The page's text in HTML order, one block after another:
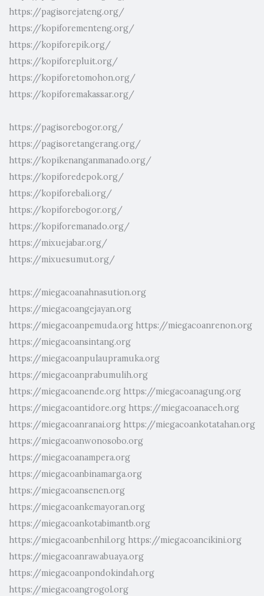
https://pagisorejateng.org/
https://kopiforementeng.org/
https://kopiforepik.org/
https://kopiforepluit.org/
https://kopiforetomohon.org/
https://kopiforemakassar.org/
https://pagisorebogor.org/
https://pagisoretangerang.org/
https://kopikenanganmanado.org/
https://kopiforedepok.org/
https://kopiforebali.org/
https://kopiforebogor.org/
https://kopiforemanado.org/
https://mixuejabar.org/
https://mixuesumut.org/
https://miegacoanahnasution.org
https://miegacoangejayan.org
https://miegacoanpemuda.org https://miegacoanrenon.org
https://miegacoansintang.org
https://miegacoanpulaupramuka.org
https://miegacoanprabumulih.org
https://miegacoanende.org https://miegacoanagung.org
https://miegacoantidore.org https://miegacoanaceh.org
https://miegacoanranai.org https://miegacoankotatahan.org
https://miegacoanwonosobo.org
https://miegacoanampera.org
https://miegacoanbinamarga.org
https://miegacoansenen.org
https://miegacoankemayoran.org
https://miegacoankotabimantb.org
https://miegacoanbenhil.org https://miegacoancikini.org
https://miegacoanrawabuaya.org
https://miegacoanpondokindah.org
https://miegacoangrogol.org